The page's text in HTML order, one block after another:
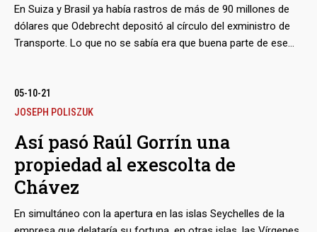
En Suiza y Brasil ya había rastros de más de 90 millones de
dólares que Odebrecht depositó al círculo del exministro de
Transporte. Lo que no se sabía era que buena parte de ese
esposa de El Troudi. Parte de los fondos para el Metro de
Caracas, entre otras obras, terminó perdida en el colapso de
05-10-21
JOSEPH POLISZUK
Así pasó Raúl Gorrín una
propiedad al exescolta de
Chávez
En simultáneo con la apertura en las islas Seychelles de la